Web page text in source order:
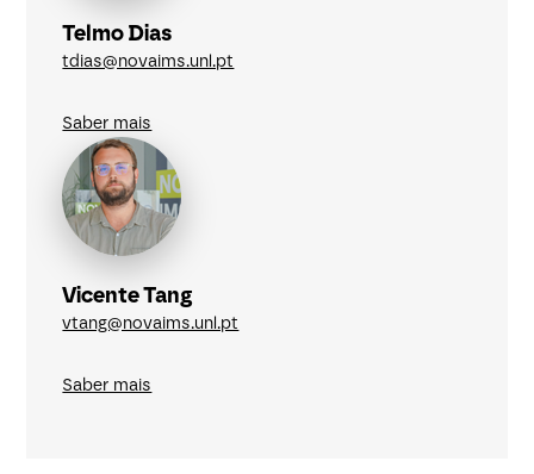
Telmo Dias
tdias@novaims.unl.pt
Saber mais
Vicente Tang
vtang@novaims.unl.pt
Saber mais